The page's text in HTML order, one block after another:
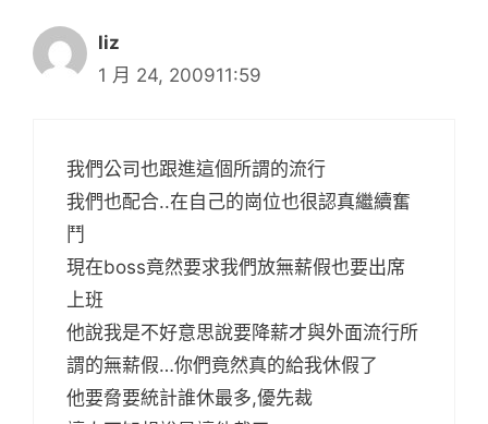
liz
1 月 24, 200911:59
我們公司也跟進這個所謂的流行
我們也配合..在自己的崗位也很認真繼續奮
鬥
現在boss竟然要求我們放無薪假也要出席
上班
他說我是不好意思說要降薪才與外面流行所
謂的無薪假…你們竟然真的給我休假了
他要脅要統計誰休最多,優先裁